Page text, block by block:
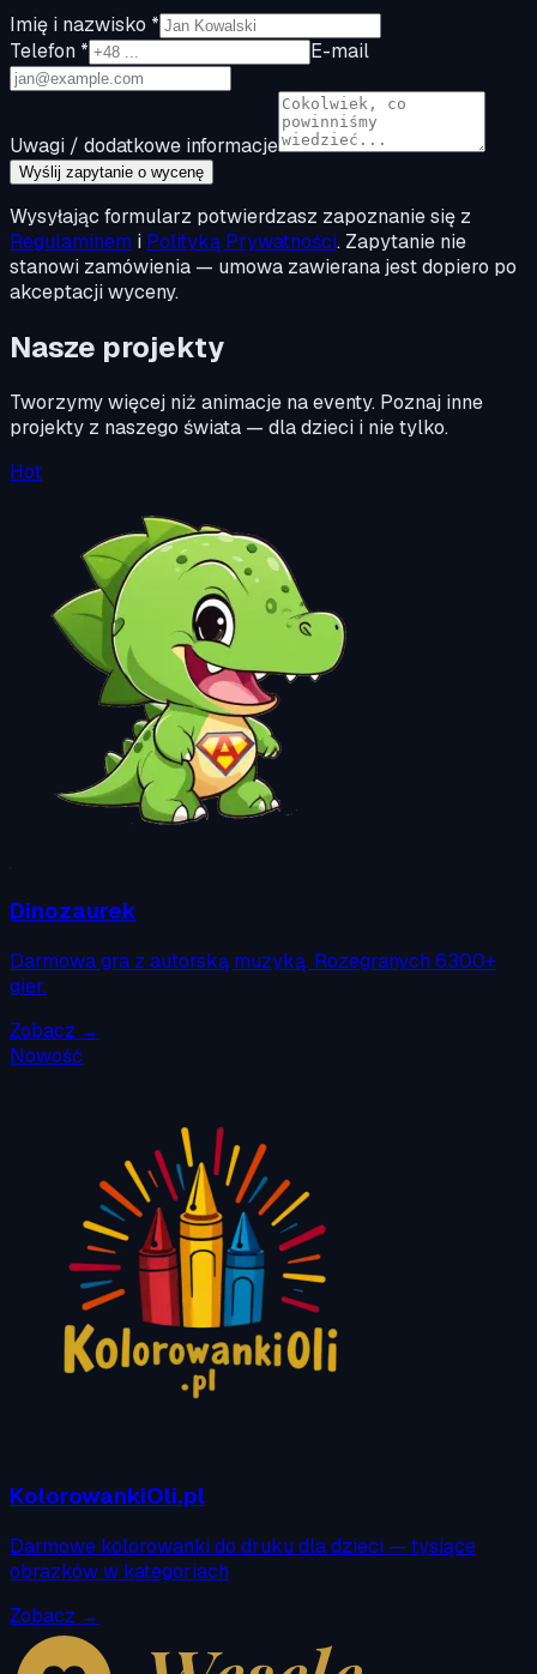
Imię i nazwisko *
Telefon *
E-mail
Uwagi / dodatkowe informacje
Wyślij zapytanie o wycenę
Wysyłając formularz potwierdzasz zapoznanie się z
Regulaminem i Polityką Prywatności. Zapytanie nie
stanowi zamówienia — umowa zawierana jest dopiero po
akceptacji wyceny.
Nasze projekty
Tworzymy więcej niż animacje na eventy. Poznaj inne
projekty z naszego świata — dla dzieci i nie tylko.
Hot
Dinozaurek
Darmowa gra z autorską muzyką. Rozegranych 6300+
gier.
Zobacz →
Nowość
KolorowankiOli.pl
Darmowe kolorowanki do druku dla dzieci — tysiące
obrazków w kategoriach
Zobacz →